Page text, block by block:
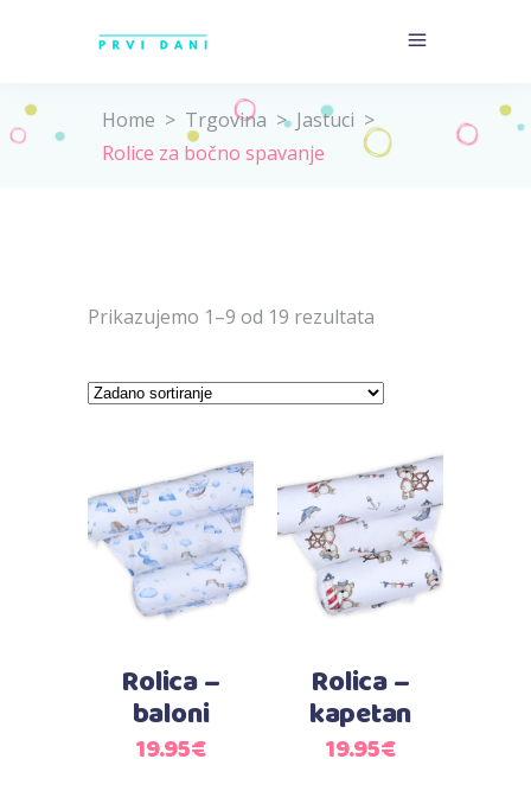
Home > Trgovina > Jastuci >
Rolice za bočno spavanje
Prikazujemo 1–9 od 19 rezultata
Dodaj u košaricu
Rolica –
baloni
19.95€
Dodaj u košaricu
Rolica –
kapetan
19.95€